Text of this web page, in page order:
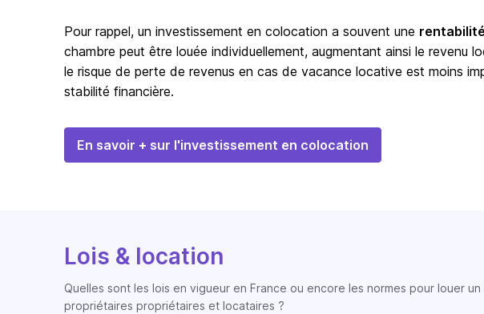
Pour rappel, un investissement en colocation a souvent une
chambre peut être louée individuellement, augmentant ainsi le revenu
le risque de perte de revenus en cas de vacance locative est moins
stabilité financière.
En savoir + sur l'investissement en colocation
Lois & location
Quelles sont les lois en vigueur en France ou encore les normes pour louer
propriétaires propriétaires et locataires ?